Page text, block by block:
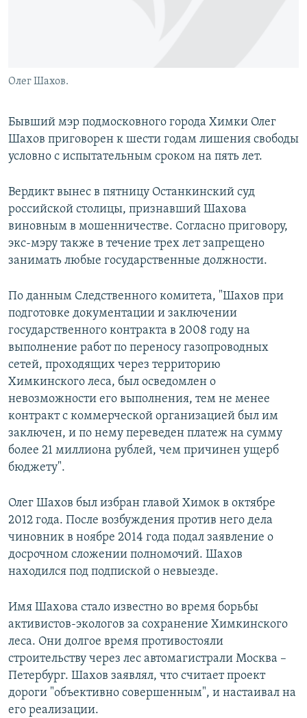
Олег Шахов.
Бывший мэр подмосковного города Химки Олег
Шахов приговорен к шести годам лишения свободы
условно с испытательным сроком на пять лет.
Вердикт вынес в пятницу Останкинский суд
российской столицы, признавший Шахова
виновным в мошенничестве. Согласно приговору,
экс-мэру также в течение трех лет запрещено
занимать любые государственные должности.
По данным Следственного комитета, "Шахов при
подготовке документации и заключении
государственного контракта в 2008 году на
выполнение работ по переносу газопроводных
сетей, проходящих через территорию
Химкинского леса, был осведомлен о
невозможности его выполнения, тем не менее
контракт с коммерческой организацией был им
заключен, и по нему переведен платеж на сумму
более 21 миллиона рублей, чем причинен ущерб
бюджету".
Олег Шахов был избран главой Химок в октябре
2012 года. После возбуждения против него дела
чиновник в ноябре 2014 года подал заявление о
досрочном сложении полномочий. Шахов
находился под подпиской о невыезде.
Имя Шахова стало известно во время борьбы
активистов-экологов за сохранение Химкинского
леса. Они долгое время противостояли
строительству через лес автомагистрали Москва –
Петербург. Шахов заявлял, что считает проект
дороги "объективно совершенным", и настаивал на
его реализации.